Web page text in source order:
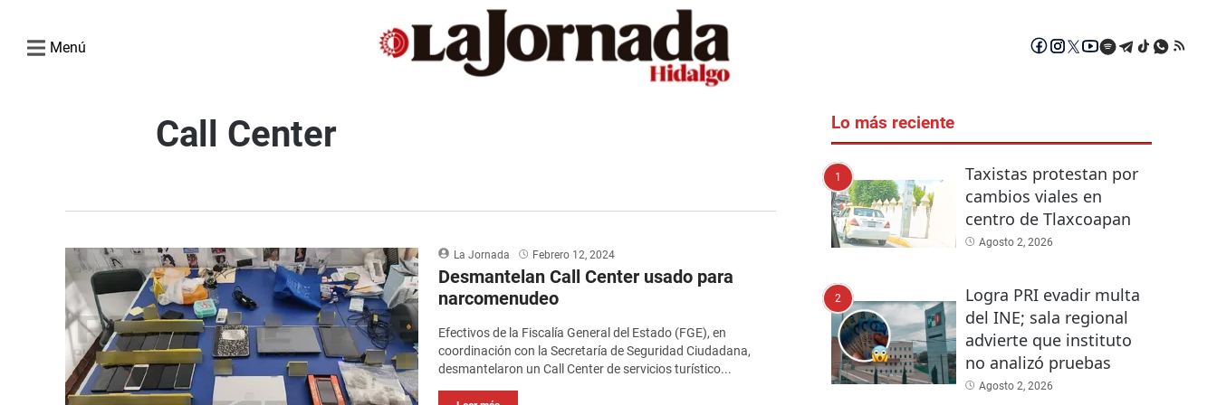
Menú
Call Center
La Jornada Febrero 12, 2024
Desmantelan Call Center usado para
narcomenudeo
Efectivos de la Fiscalía General del Estado (FGE), en
coordinación con la Secretaría de Seguridad Ciudadana,
desmantelaron un Call Center de servicios turístico...
Lo más reciente
1
Taxistas protestan por
cambios viales en
centro de Tlaxcoapan
Agosto 2, 2026
2
Logra PRI evadir multa
del INE; sala regional
advierte que instituto
no analizó pruebas
Agosto 2, 2026